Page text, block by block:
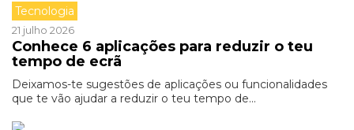
Tecnologia
21 julho 2026
Conhece 6 aplicações para reduzir o teu
tempo de ecrã
Deixamos-te sugestões de aplicações ou funcionalidades
que te vão ajudar a reduzir o teu tempo de...